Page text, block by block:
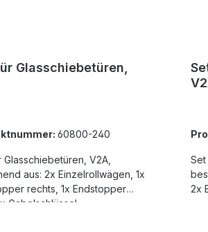
Glasschiebetüren,
60800-240
Glasschiebetüren, V2A,
aus: 2x Einzelrollwägen, 1x
rechts, 1x Endstopper
Gabelschlüssel
Set
2x